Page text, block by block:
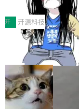
得住、用得稳、省得下
始，Token使用一目...
q2Seq 和 DocAI 的共
yals（Gemini 联合负
中文驱动的数字员工，
骤、编写代码。不挑模
装完即用。 开源地址
b 安装 支持 Java 8+
x / Windows /
x / Harmony PC curl -
r.org/solon...
价值潜能：华为云
代码仓技术解析
一、代码仓深度理解
程实践中，代码仓是企
体。企业级代码仓库通
个文件，其规模远超单
文窗口。随着项目规模
不断累积，代码仓中的
务逻辑等关键信息往往
件之中，形成高度复杂
代码检索手段（如关键
开 开源科技
一条“删库”命令跑
师删光 89TB 数据只
最高人民检察院8月4日
名90后算法工程师王
服务器空间，删光了公
数据。 王某2024年1月
短剧部门，有互联网大
局
Cloudflare 分享推理
che 量化 + 权重压缩
Kimi 和 GLM 是当前最